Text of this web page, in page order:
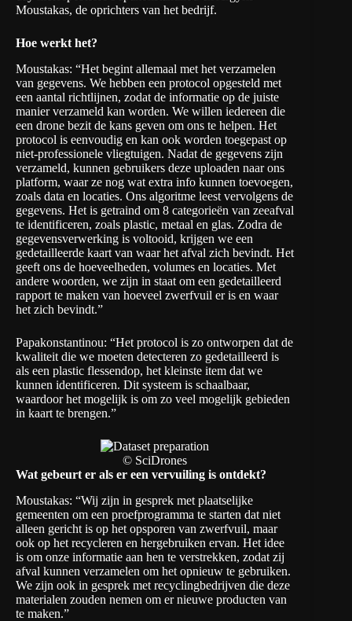
Moustakas, de oprichters van het bedrijf.
Hoe werkt het?
Moustakas: “Het begint allemaal met het verzamelen
van gegevens. We hebben een protocol opgesteld met
een aantal richtlijnen, zodat de informatie op de juiste
manier verzameld kan worden. We willen iedereen die
een drone bezit de kans geven om ons te helpen. Het
protocol is eenvoudig en kan ook worden toegepast op
niet-professionele vliegtuigen. Nadat de gegevens zijn
verzameld, kunnen gebruikers deze uploaden naar ons
platform, waar ze nog wat extra info kunnen toevoegen,
zoals data en locaties. Ons algoritme leest vervolgens de
gegevens. Het is getraind om 8 categorieën van zeeafval
te identificeren, zoals plastic, metaal en glas. Zodra de
gegevensverwerking is voltooid, krijgen we een
gedetailleerde kaart van waar het afval zich bevindt. Het
geeft ons de hoeveelheden, volumes en locaties. Met
andere woorden, we zijn in staat om een gedetailleerd
rapport te maken van hoeveel zwerfvuil er is en waar
het zich bevindt.”
Papakonstantinou: “Het protocol is zo ontworpen dat de
kwaliteit die we moeten detecteren zo gedetailleerd is
als een plastic flessendop, het kleinste item dat we
kunnen identificeren. Dit systeem is schaalbaar,
waardoor het mogelijk is om zo veel mogelijk gebieden
in kaart te brengen.”
© SciDrones
Wat gebeurt er als er een vervuiling is ontdekt?
Moustakas: “Wij zijn in gesprek met plaatselijke
gemeenten om een proefprogramma te starten dat niet
alleen gericht is op het opsporen van zwerfvuil, maar
ook op het recycleren en hergebruiken ervan. Het idee
is om onze informatie aan hen te verstrekken, zodat zij
afval kunnen verzamelen om het opnieuw te gebruiken.
We zijn ook in gesprek met recyclingbedrijven die deze
materialen zouden nemen om er nieuwe producten van
te maken.”